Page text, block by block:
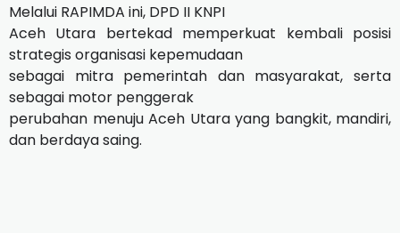
Melalui RAPIMDA ini, DPD II KNPI
Aceh Utara bertekad memperkuat kembali posisi
strategis organisasi kepemudaan
sebagai mitra pemerintah dan masyarakat, serta
sebagai motor penggerak
perubahan menuju Aceh Utara yang bangkit, mandiri,
dan berdaya saing.